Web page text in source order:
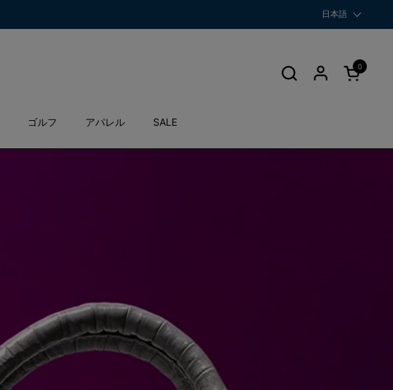
言語
日本語
カートを
0
ゴルフ アパレル SALE